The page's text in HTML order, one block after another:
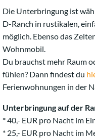
Die Unterbringung ist
D-Ranch in rustikalen,
möglich. Ebenso das
Wohnmobil.
Du brauchst mehr Raum
fühlen? Dann findest du
Ferienwohnungen in der
Unterbringung auf der
* 40,- EUR pro Nacht im
* 25,- EUR pro Nacht im